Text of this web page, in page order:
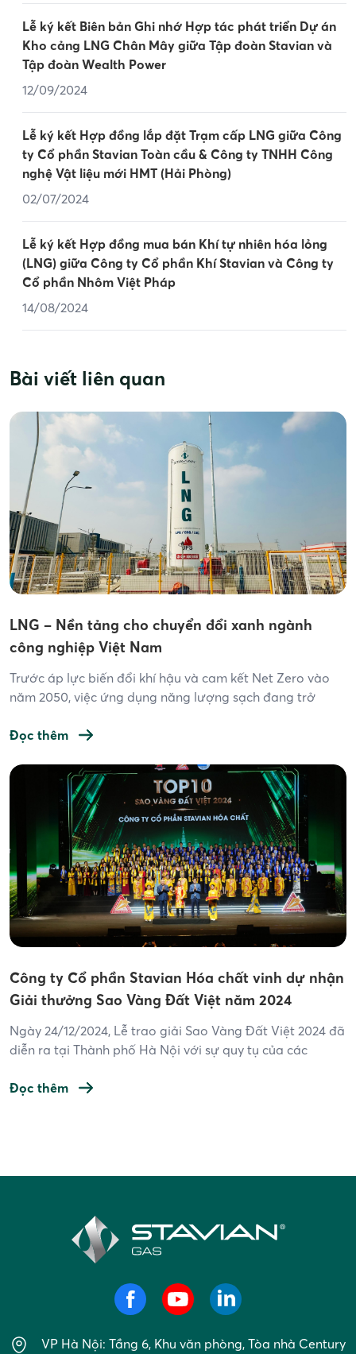
Lễ ký kết Biên bản Ghi nhớ Hợp tác phát triển Dự án
Kho cảng LNG Chân Mây giữa Tập đoàn Stavian và
Tập đoàn Wealth Power
12/09/2024
Lễ ký kết Hợp đồng lắp đặt Trạm cấp LNG giữa Công
ty Cổ phần Stavian Toàn cầu & Công ty TNHH Công
nghệ Vật liệu mới HMT (Hải Phòng)
02/07/2024
Lễ ký kết Hợp đồng mua bán Khí tự nhiên hóa lỏng
(LNG) giữa Công ty Cổ phần Khí Stavian và Công ty
Cổ phần Nhôm Việt Pháp
14/08/2024
Bài viết liên quan
LNG – Nền tảng cho chuyển đổi xanh ngành
công nghiệp Việt Nam
Trước áp lực biến đổi khí hậu và cam kết Net Zero vào
năm 2050, việc ứng dụng năng lượng sạch đang trở
hóa lỏng) là giải pháp trung gian khả thi, giúp giảm phát
Đọc thêm
Công ty Cổ phần Stavian Hóa chất vinh dự nhận
Giải thưởng Sao Vàng Đất Việt năm 2024
Ngày 24/12/2024, Lễ trao giải Sao Vàng Đất Việt 2024 đã
diễn ra tại Thành phố Hà Nội với sự quy tụ của các
chọn, Hội đồng bình chọn đã chọn ra những thương hiệu
Đọc thêm
hướng
VP Hà Nội: Tầng 6, Khu văn phòng, Tòa nhà Century